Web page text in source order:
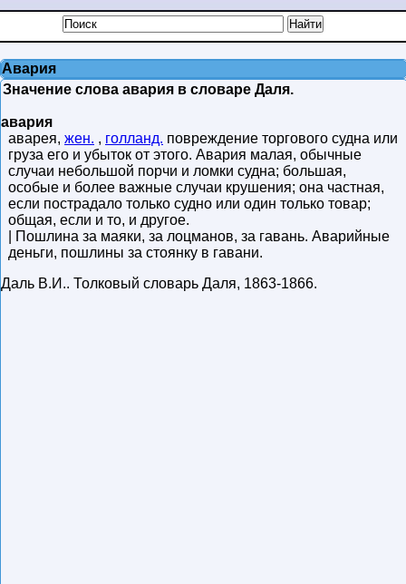
Авария
Значение слова авария в словаре Даля.
авария
аварея, жен. , голланд. повреждение торгового судна или
груза его и убыток от этого. Авария малая, обычные
случаи небольшой порчи и ломки судна; большая,
особые и более важные случаи крушения; она частная,
если пострадало только судно или один только товар;
общая, если и то, и другое.
| Пошлина за маяки, за лоцманов, за гавань. Аварийные
деньги, пошлины за стоянку в гавани.
Даль В.И.. Толковый словарь Даля, 1863-1866.